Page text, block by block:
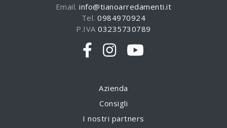
Email.info@tianoarredamenti.it
Tel.0984970924
P.IVA03235730789
Azienda
Consigli
I nostri partners